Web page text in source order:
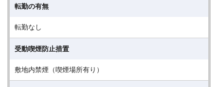
転勤の有無
転勤なし
受動喫煙防止措置
敷地内禁煙（喫煙場所有り）